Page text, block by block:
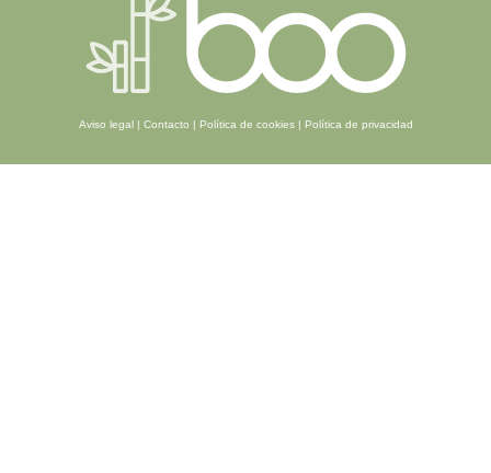
Aviso legal Contacto Política de cookies| Política de privacidad